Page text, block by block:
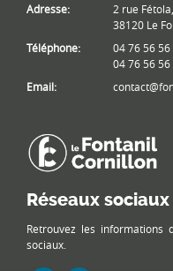
Adresse:
2 rue Fétola,
38120 Le
Téléphone:
04 76 56
04 76 56 56
Email:
Réseaux sociaux
Retrouvez les informations
sociaux.